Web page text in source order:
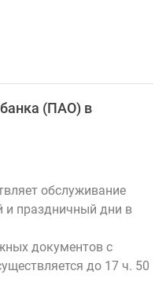
(ПАО) в
обслуживание
и праздничный дни в
документов с
до 17 ч. 50